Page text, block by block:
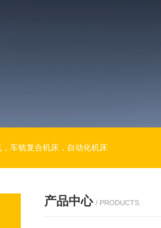
车铣复合机床，自动化机床
产品中心 / PRODUCTS